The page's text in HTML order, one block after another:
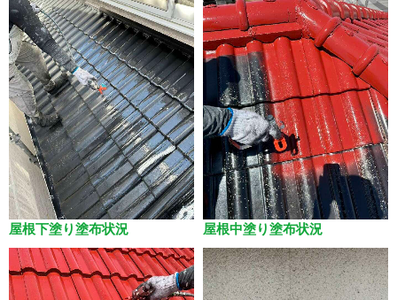
屋根下塗り塗布状況 屋根中塗り塗布状況